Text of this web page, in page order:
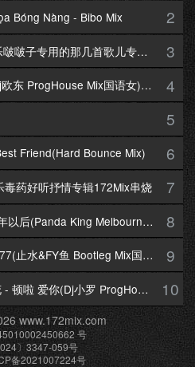
Bóng Nàng - Bibo Mix 2
Dj金诚-国粤语ProgHouse音乐啵啵子专用的那几首歌儿专辑172Mix串烧 3
阿悠悠 - 一生与你擦肩而过(Dj欧东 ProgHouse Mix国语女)Dj小耀修改 4
5
Friend(Hard Bounce Mix) 6
药好听抒情专辑172Mix串烧 7
【DjRAY提供】小阿七 - 五十年以后(Panda King Melbourne Mix国语女) 8
【172Mix独家】故意没接&3977(止水&FY鱼 Bootleg Mix国语男) 9
【172Mix独家】弹棉花的小花 - 顿啦 爱你(Dj小罗 ProgHouse Mix国语女)v2 10
www.172mix.com
号
〕3347-059号
备2021007224号